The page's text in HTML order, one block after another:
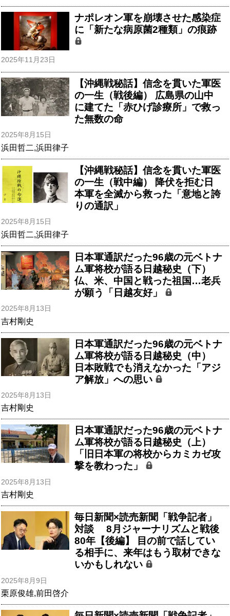
ナポレオン軍を崩壊させた感染症
に「新たな病原菌2種類」の痕跡
2025年11月23日
【沖縄戦秘話】信念を貫いた軍医
の一生（戦後編） 広島県の山中
に建てた「赤ひげ診療所」で救っ
た無数の命
2025年8月15日
浜田哲二,浜田律子
【沖縄戦秘話】信念を貫いた軍医
の一生（戦中編） 降伏を拒む日
本軍を全滅から救った「意地と誇
りの通訳」
2025年8月15日
浜田哲二,浜田律子
日本軍通訳だった96歳の元ベトナ
ム軍将校が語る日越秘史（下）
仏、米、中国と戦った祖国…老兵
が願う「日越友好」
2025年8月13日
吉村剛史
日本軍通訳だった96歳の元ベトナ
ム軍将校が語る日越秘史（中）
日本敗戦でも消えなかった「アジ
ア解放」への思い
2025年8月13日
吉村剛史
日本軍通訳だった96歳の元ベトナ
ム軍将校が語る日越秘史（上）
「旧日本軍の将校からカミカゼ攻
撃を教わった」
2025年8月13日
吉村剛史
毎日新聞×読売新聞「戦争記者」
対談 8月ジャーナリズムと戦後
80年【後編】 目の前で話してい
る相手に、来年はもう取材できな
いかもしれない
2025年8月9日
栗原俊雄,前田啓介